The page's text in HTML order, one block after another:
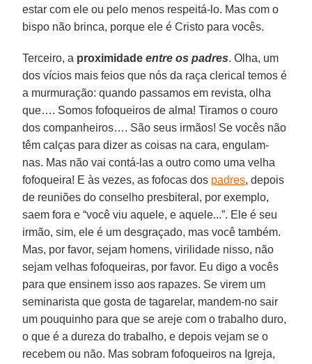
estar com ele ou pelo menos respeitá-lo. Mas com o
bispo não brinca, porque ele é Cristo para vocês.
Terceiro, a proximidadeentre os padres. Olha, um
dos vícios mais feios que nós da raça clerical temos é
a murmuração: quando passamos em revista, olha
que…. Somos fofoqueiros de alma! Tiramos o couro
dos companheiros…. São seus irmãos! Se vocês não
têm calças para dizer as coisas na cara, engulam-
nas. Mas não vai contá-las a outro como uma velha
fofoqueira! E às vezes, as fofocas dos padres, depois
de reuniões do conselho presbiteral, por exemplo,
saem fora e “você viu aquele, e aquele...”. Ele é seu
irmão, sim, ele é um desgraçado, mas você também.
Mas, por favor, sejam homens, virilidade nisso, não
sejam velhas fofoqueiras, por favor. Eu digo a vocês
para que ensinem isso aos rapazes. Se virem um
seminarista que gosta de tagarelar, mandem-no sair
um pouquinho para que se areje com o trabalho duro,
o que é a dureza do trabalho, e depois vejam se o
recebem ou não. Mas sobram fofoqueiros na Igreja,